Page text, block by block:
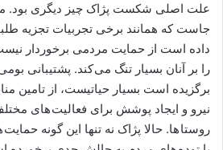
علت اصلی شکست پژاک چیز دیگری بود.
جاست که همانند برخی تجربیات تجزیه
داده است از حمایت مردمی برخوردار
را بر آنان بسیار تنگ می کند. پشتیبانی
برگزیده است بسیار حیاتیست، از تامین
نیرو و ایجاد پوشش برای فعالیت های
روستا ها. حالا پژاک نه تنها این گونه حمایت